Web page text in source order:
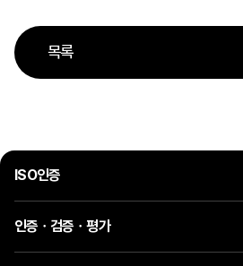
목록
ISO인증
인증ㆍ검증ㆍ평가